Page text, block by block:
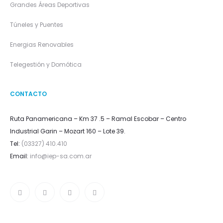
Grandes Áreas Deportivas
Túneles y Puentes
Energias Renovables
Telegestión y Domótica
CONTACTO
Ruta Panamericana – Km 37 .5 – Ramal Escobar – Centro
Industrial Garin – Mozart 160 – Lote 39.
Tel: (03327) 410.410
Email: info@iep-sa.com.ar